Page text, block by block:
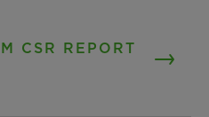
CSR REPORT